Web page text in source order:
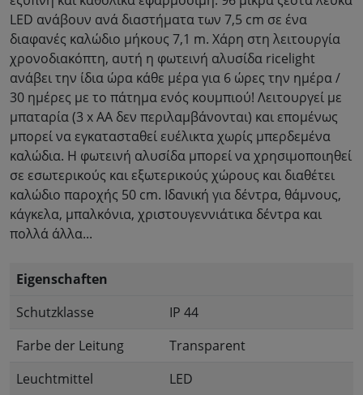
LED ανάβουν ανά διαστήματα των 7,5 cm σε ένα
διαφανές καλώδιο μήκους 7,1 m. Χάρη στη λειτουργία
χρονοδιακόπτη, αυτή η φωτεινή αλυσίδα ricelight
ανάβει την ίδια ώρα κάθε μέρα για 6 ώρες την ημέρα /
30 ημέρες με το πάτημα ενός κουμπιού! Λειτουργεί με
μπαταρία (3 x AA δεν περιλαμβάνονται) και επομένως
μπορεί να εγκατασταθεί ευέλικτα χωρίς μπερδεμένα
καλώδια. Η φωτεινή αλυσίδα μπορεί να χρησιμοποιηθεί
σε εσωτερικούς και εξωτερικούς χώρους και διαθέτει
καλώδιο παροχής 50 cm. Ιδανική για δέντρα, θάμνους,
κάγκελα, μπαλκόνια, χριστουγεννιάτικα δέντρα και
πολλά άλλα...
Eigenschaften
Schutzklasse
IP 44
Farbe der Leitung
Transparent
Leuchtmittel
LED